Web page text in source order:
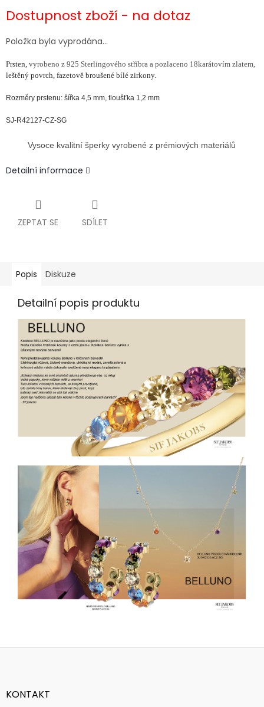
cena:
Dostupnost zboží - na dotaz
Položka byla vyprodána…
Prsten, vyrobeno z 925 Sterlingového stříbra a pozlaceno 18karátovím zlatem,
leštěný povrch, fazetově broušené bílé zirkony.
Rozměry prstenu: šířka 4,5 mm, tloušťka 1,2 mm
SJ-R42127-CZ-SG
Vysoce kvalitní šperky vyrobené z prémiových materiálů
Detailní informace
ZEPTAT SE SDÍLET
Popis Diskuze
Detailní popis produktu
Z
aKONTAKT